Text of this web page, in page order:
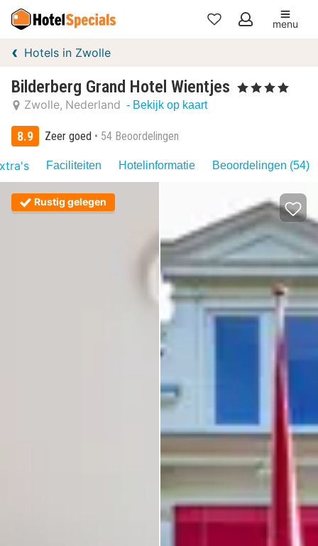
Mijn
menu
Hotels in Zwolle
Bilderberg Grand Hotel Wientjes , 4 Sterren
Zwolle Nederland - Bekijk op kaart
8.9 Zeer goed 54 Beoordelingen
Faciliteiten Hotelinformatie Beoordelingen (54)
Rustig gelegen